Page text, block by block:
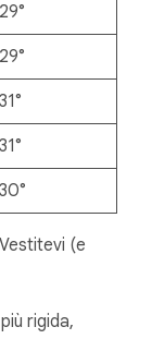
29°
29°
31°
31°
30°
(e
rigida,